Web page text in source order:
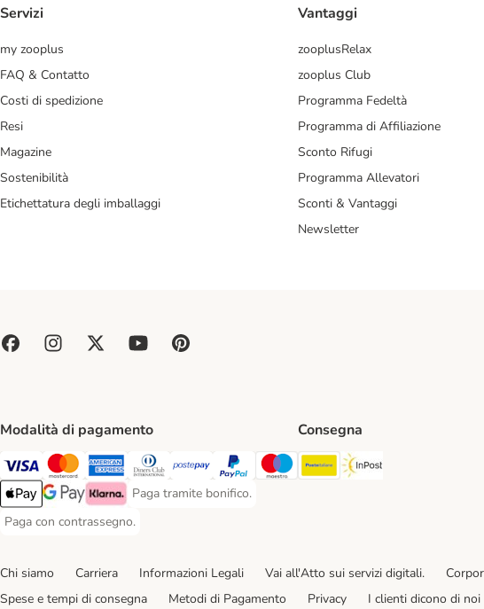
Servizi
my zooplus
FAQ & Contatto
Costi di spedizione
Resi
Magazine
Sostenibilità
Etichettatura degli imballaggi
Vantaggi
zooplusRelax
zooplus Club
Programma Fedeltà
Programma di Affiliazione
Sconto Rifugi
Programma Allevatori
Sconti & Vantaggi
Newsletter
Modalità di pagamento
Paga con Visa. Payment Method
Paga con Mastercard. Payment Method
Paga con American Express. Payment Method
Paga con Diners Club. Payment Method
Paga con Postepay. Payment Method
Paga con PayPal. Payment Method
Paga con Maestro. Payment Method
Apple Pay Payment Method
Google Pay Payment Method
Klarna Payment Method
Paga tramite bonifico.
Paga tramite bonifico. Payment Method
Paga con contrassegno.
Paga con contrassegno. Payment Method
Consegna
Poste Italiane. Shipping
Chi siamo Carriera Informazioni Legali Vai all'Atto sui servizi digitali.
Spese e tempi di consegna
Metodi di Pagamento Privacy I clienti dicono di noi